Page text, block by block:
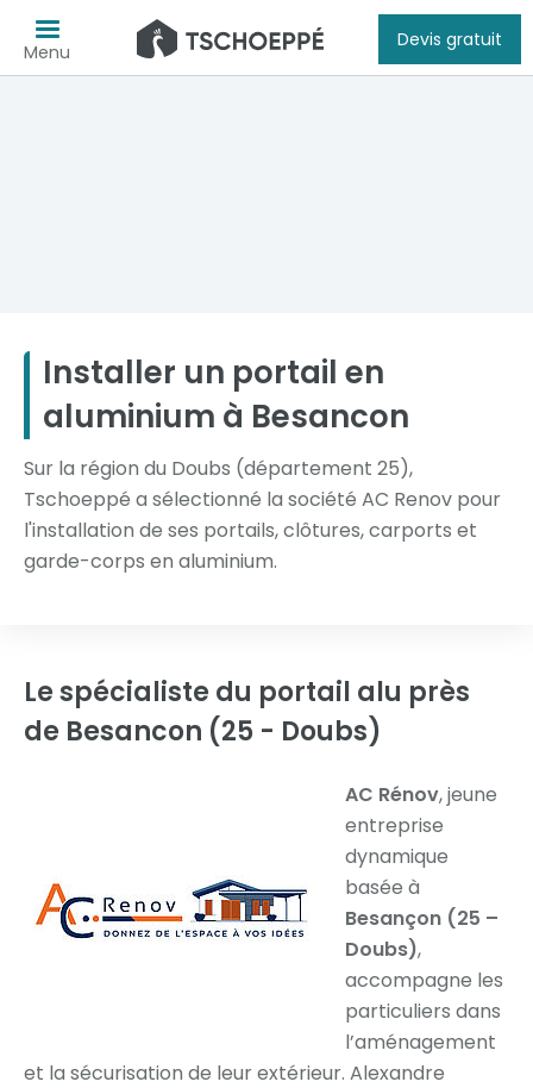
Menu
Devis gratuit
Installer un portail en
aluminium à Besancon
Sur la région du Doubs (département 25),
Tschoeppé a sélectionné la société AC Renov pour
l'installation de ses portails, clôtures, carports et
garde-corps en aluminium.
Le spécialiste du portail alu près
de Besancon (25 - Doubs)
AC Rénov, jeune
entreprise
dynamique
basée à
Besançon (25 –
Doubs),
accompagne les
particuliers dans
l’aménagement
et la sécurisation de leur extérieur. Alexandre